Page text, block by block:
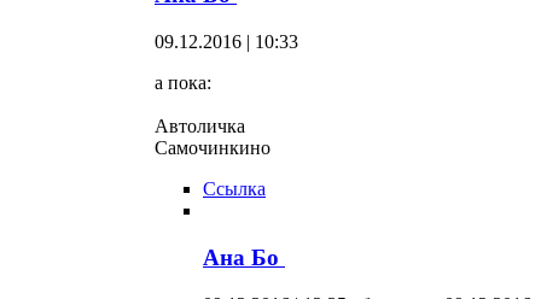
09.12.2016 | 10:33
а пока:
Автоличка
Самочинкино
Ссылка
Ана Бо